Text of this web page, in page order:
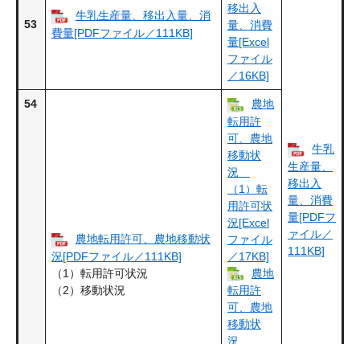
53
牛乳生産量、移出入量、消
費量[PDFファイル／111KB]
移出入
量、消費
量[Excel
ファイル
／16KB]
牛乳
生産量、
移出入
量、消費
量[PDFフ
ァイル／
111KB]
54
農地転用許可、農地移動状
況[PDFファイル／111KB]
（1）転用許可状況
（2）移動状況
農地
転用許
可、農地
移動状
況
（1）転
用許可状
況[Excel
ファイル
／17KB]
農地
転用許
可、農地
移動状
況